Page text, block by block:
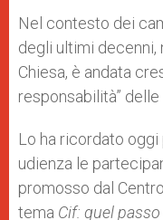
p
p
g
e
r
o
k
r
Nel contesto dei
degli ultimi decenni,
Chiesa, è andata
responsabilità” delle
Lo ha ricordato
udienza le
promosso dal
tema Cif: quel